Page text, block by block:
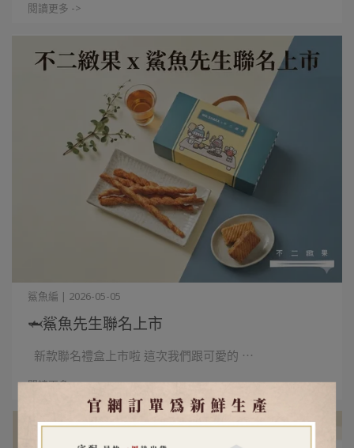
閱讀更多 ->
🦈鯊魚先生聯名上市
鯊魚編 | 2026-05-05
新款聯名禮盒上市啦 這次我們跟可愛的 ⋯
閱讀更多 ->